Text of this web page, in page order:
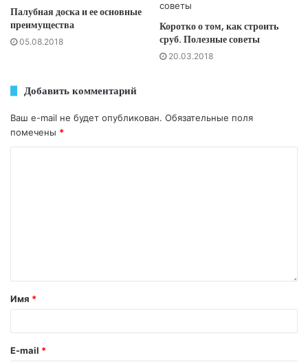
Палубная доска и ее основные
преимущества
05.08.2018
Коротко о том, как строить
сруб. Полезные советы
20.03.2018
Добавить комментарий
Ваш e-mail не будет опубликован. Обязательные поля
помечены *
Имя *
E-mail *